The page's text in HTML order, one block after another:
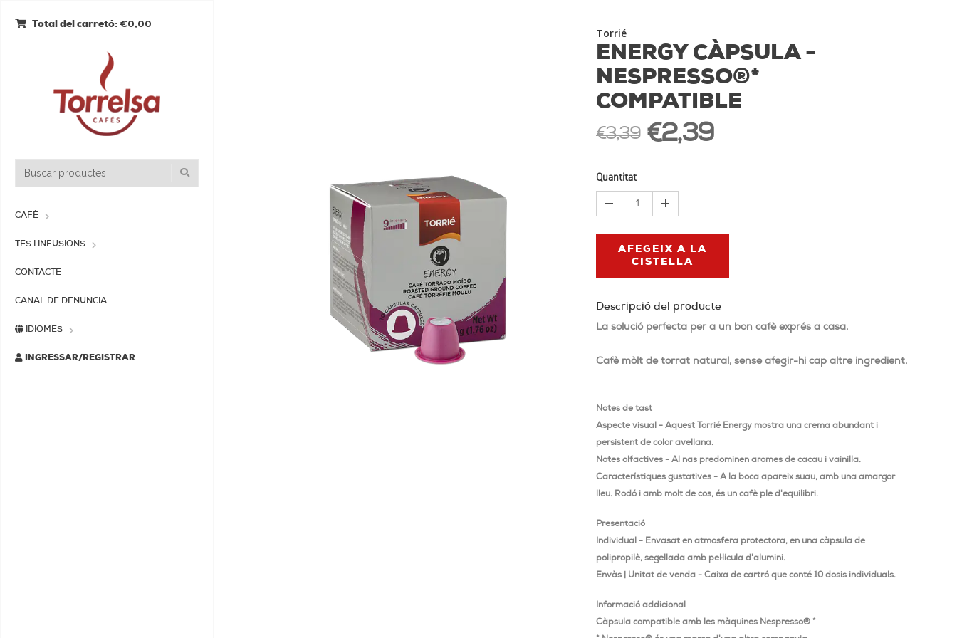
Total del carretó: €0,00
CAFÈ
TES I INFUSIONS
CONTACTE
CANAL DE DENUNCIA
IDIOMES
INGRESSAR/REGISTRAR
Torrié
ENERGY CÀPSULA -
NESPRESSO®*
COMPATIBLE
€3,39 €2,39
Quantitat
1
AFEGEIX A LA
CISTELLA
Descripció del producte
La solució perfecta per a un bon cafè exprés a casa.
Cafè mòlt de torrat natural, sense afegir-hi cap altre ingredient.
Notes de tast
Aspecte visual - Aquest Torrié Energy mostra una crema abundant i
persistent de color avellana.
Notes olfactives - Al nas predominen aromes de cacau i vainilla.
Característiques gustatives - A la boca apareix suau, amb una amargor
lleu. Rodó i amb molt de cos, és un cafè ple d'equilibri.
Presentació
Individual - Envasat en atmosfera protectora, en una càpsula de
polipropilè, segellada amb pel·lícula d'alumini.
Envàs | Unitat de venda - Caixa de cartró que conté 10 dosis individuals.
Informació addicional
Càpsula compatible amb les màquines Nespresso® *